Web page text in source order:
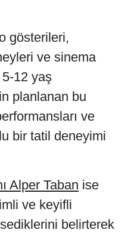
gösterileri,
ve sinema
12 yaş
planlanan bu
ve
bir tatil deneyimi
Alper Taban ise
ve keyifli
belirterek